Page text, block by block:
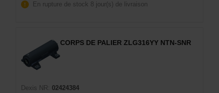
En rupture de stock 8 jour(s) de livraison
CORPS DE PALIER ZLG316YY NTN-SNR
Dexis NR:
02424384